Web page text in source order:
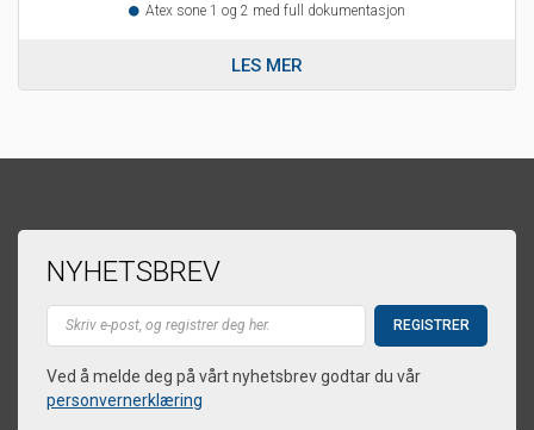
Atex sone 1 og 2 med full dokumentasjon
LES MER
NYHETSBREV
Ved å melde deg på vårt nyhetsbrev godtar du vår
personvernerklæring